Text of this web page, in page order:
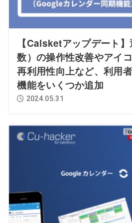
【Calsketアップデート
数）の操作性改善やアイ
再利用性向上など、利用
機能をいくつか追加
2024.05.31